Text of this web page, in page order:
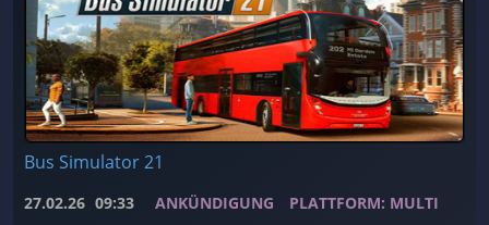
Bus Simulator 21
27.02.26 09:33 ANKÜNDIGUNG PLATTFORM: MULTI